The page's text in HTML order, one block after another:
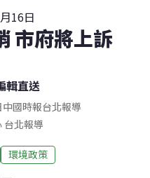
16日
市府將上訴
輯直送
國時報台北報導
台北報導
環境政策